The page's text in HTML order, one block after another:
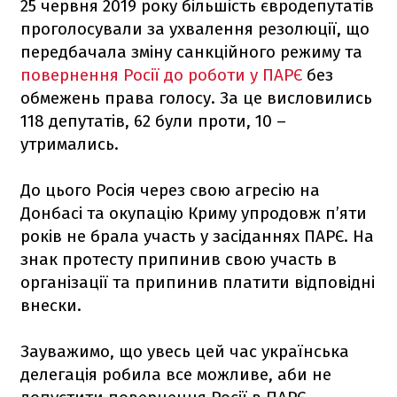
25 червня 2019 року більшість євродепутатів
проголосували за ухвалення резолюції, що
передбачала зміну санкційного режиму та
повернення Росії до роботи у ПАРЄ без
обмежень права голосу. За це висловились
118 депутатів, 62 були проти, 10 –
утримались.
До цього Росія через свою агресію на
Донбасі та окупацію Криму упродовж п’яти
років не брала участь у засіданнях ПАРЄ. На
знак протесту припинив свою участь в
організації та припинив платити відповідні
внески.
Зауважимо, що увесь цей час українська
делегація робила все можливе, аби не